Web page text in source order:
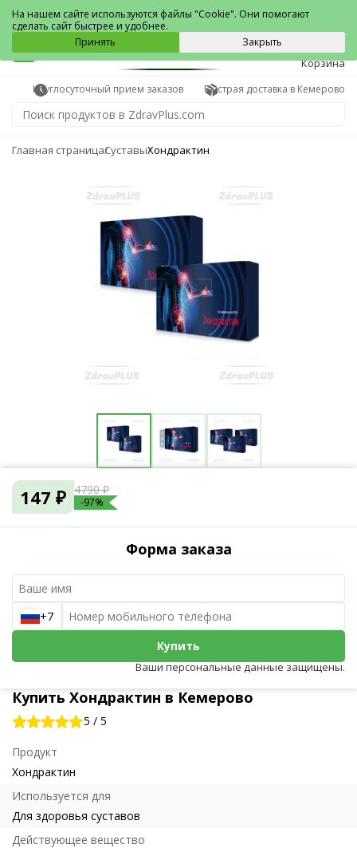
Кемерово
0
Корзина
Круглосуточный прием заказов Быстрая доставка в Кемерово
Главная страницаСуставыХондрактин
Купить Хондрактин в Кемерово
5 / 5
Продукт
Хондрактин
Используется для
Для здоровья суставов
Действующее вещество
147 ₽ 4790 ₽
-97%
Форма заказа
+7
Купить
Ваши персональные данные защищены.
На нашем сайте используются файлы "Cookie". Они помогают
сделать сайт быстрее и удобнее.
Принять
Закрыть